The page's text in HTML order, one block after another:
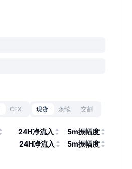
CEX 现货 永续 交割
24H净流入
5m振幅度
24H净流入 5m振幅度